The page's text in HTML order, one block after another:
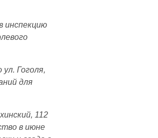
инспекцию
Гоголя,
для
112
в июне